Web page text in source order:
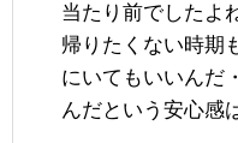
当たり前でしたよ
帰りたくない時期
にいてもいいんだ
んだという安心感